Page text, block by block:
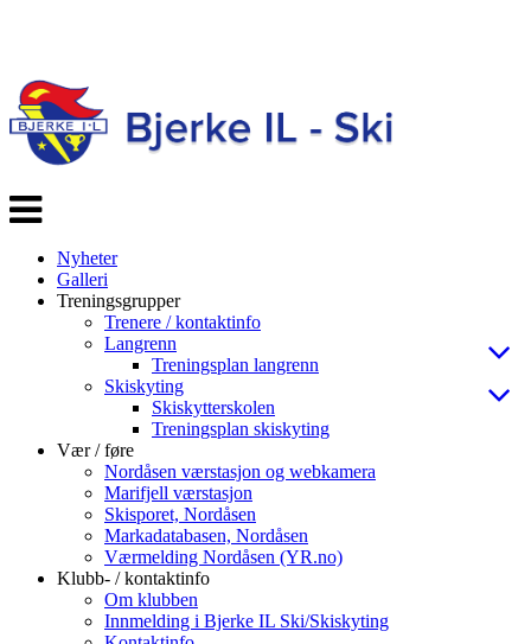
Veksle
navigasjon
Nyheter
Galleri
Treningsgrupper
Trenere / kontaktinfo
Langrenn
Treningsplan langrenn
Skiskyting
Skiskytterskolen
Treningsplan skiskyting
Vær / føre
Nordåsen værstasjon og webkamera
Marifjell værstasjon
Skisporet, Nordåsen
Markadatabasen, Nordåsen
Værmelding Nordåsen (YR.no)
Klubb- / kontaktinfo
Om klubben
Innmelding i Bjerke IL Ski/Skiskyting